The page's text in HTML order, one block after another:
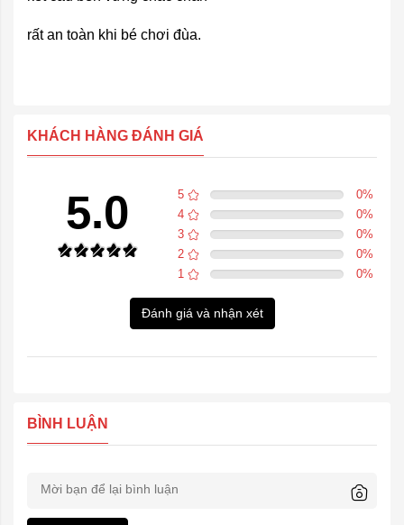
rất an toàn khi bé chơi đùa.
KHÁCH HÀNG ĐÁNH GIÁ
5.0 5 0%
4
0%
3
0%
2
0%
1
0%
Đánh giá và nhận xét
BÌNH LUẬN